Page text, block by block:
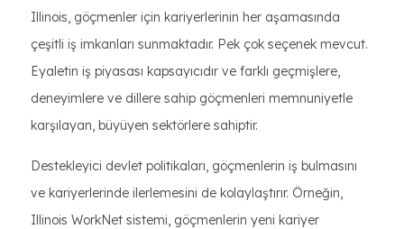
Illinois, göçmenler için kariyerlerinin her aşamasında
çeşitli iş imkanları sunmaktadır. Pek çok seçenek mevcut.
Eyaletin iş piyasası kapsayıcıdır ve farklı geçmişlere,
deneyimlere ve dillere sahip göçmenleri memnuniyetle
karşılayan, büyüyen sektörlere sahiptir.
Destekleyici devlet politikaları, göçmenlerin iş bulmasını
ve kariyerlerinde ilerlemesini de kolaylaştırır. Örneğin,
Illinois WorkNet sistemi, göçmenlerin yeni kariyer